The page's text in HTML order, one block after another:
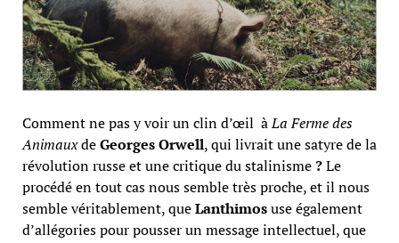
Comment ne pas y voir un clin d’œil àLa Ferme des
AnimauxdeGeorges Orwell, qui livrait une satyre de la
révolution russe et une critique du stalinisme?Le
procédé en tout cas nous semble très proche, et il nous
semble véritablement, queLanthimosuse également
d’allégories pour pousser un message intellectuel, que